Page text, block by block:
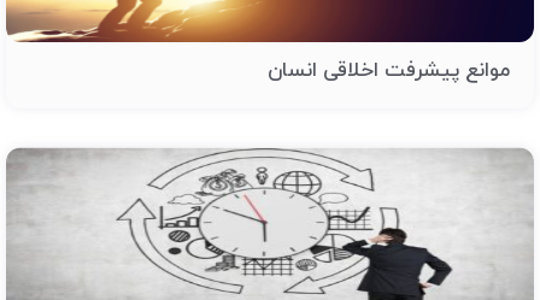
موانع پیشرفت اخلاقی انسان